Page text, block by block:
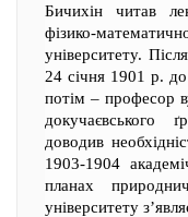
Бичихін читав
фізико-
університету.
24 січня 1901 р.
потім – професор
докучаєвського
доводив
1903-1904
планах
університету